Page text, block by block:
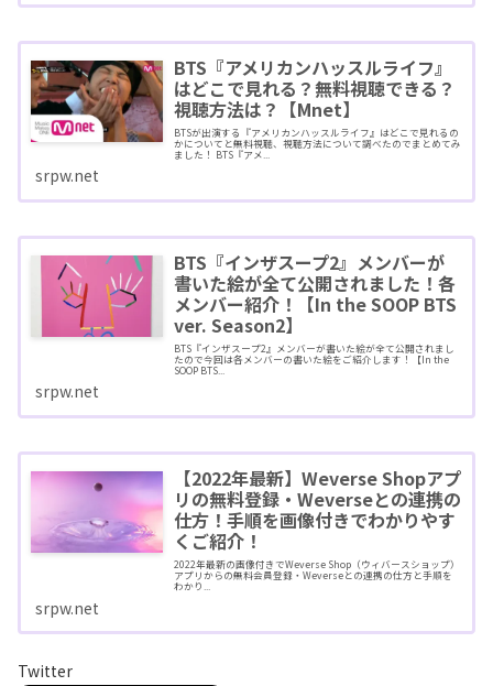
BTS『アメリカンハッスルライフ』
はどこで見れる？無料視聴できる？
視聴方法は？【Mnet】
BTSが出演する『アメリカンハッスルライフ』はどこで見れるの
かについてと無料視聴、視聴方法について調べたのでまとめてみ
ました！ BTS『アメ...
srpw.net
BTS『インザスープ2』メンバーが
書いた絵が全て公開されました！各
メンバー紹介！【In the SOOP BTS
ver. Season2】
BTS『インザスープ2』メンバーが書いた絵が全て公開されまし
たので今回は各メンバーの書いた絵をご紹介します！【In the
SOOP BTS...
srpw.net
【2022年最新】Weverse Shopアプ
リの無料登録・Weverseとの連携の
仕方！手順を画像付きでわかりやす
くご紹介！
2022年最新の画像付きでWeverse Shop（ウィバースショップ）
アプリからの無料会員登録・Weverseとの連携の仕方と手順を
わかり...
srpw.net
Twitter